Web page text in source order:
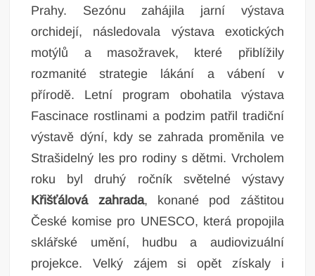
Prahy. Sezónu zahájila jarní výstava
orchidejí, následovala výstava exotických
motýlů a masožravek, které přiblížily
rozmanité strategie lákání a vábení v
přírodě. Letní program obohatila výstava
Fascinace rostlinami a podzim patřil tradiční
výstavě dýní, kdy se zahrada proměnila ve
Strašidelný les pro rodiny s dětmi. Vrcholem
roku byl druhý ročník světelné výstavy
Křišťálová zahrada, konané pod záštitou
České komise pro UNESCO, která propojila
sklářské umění, hudbu a audiovizuální
projekce. Velký zájem si opět získaly i